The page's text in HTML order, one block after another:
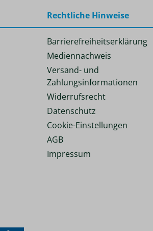
Rechtliche Hinweise
Barrierefreiheitserklärung
Mediennachweis
Versand- und
Zahlungsinformationen
Widerrufsrecht
Datenschutz
Cookie-Einstellungen
AGB
Impressum